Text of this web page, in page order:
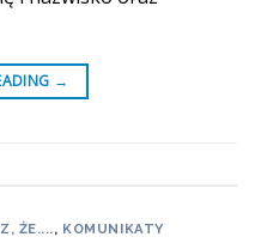
→
ŻE...., KOMUNIKATY